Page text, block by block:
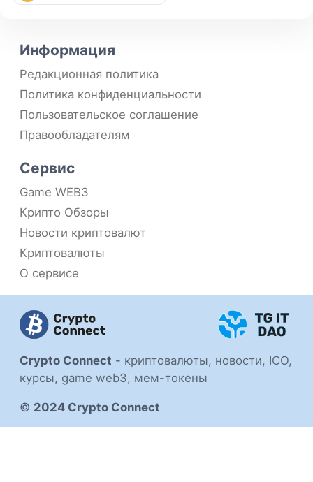
Crypto Connect - криптовалюты, новости, ICO,
курсы, game web3, мем-токены
© 2024 Crypto Connect
Информация
Редакционная политика
Политика конфиденциальности
Пользовательское соглашение
Правообладателям
Сервис
Game WEB3
Крипто Обзоры
Новости криптовалют
Криптовалюты
О сервисе